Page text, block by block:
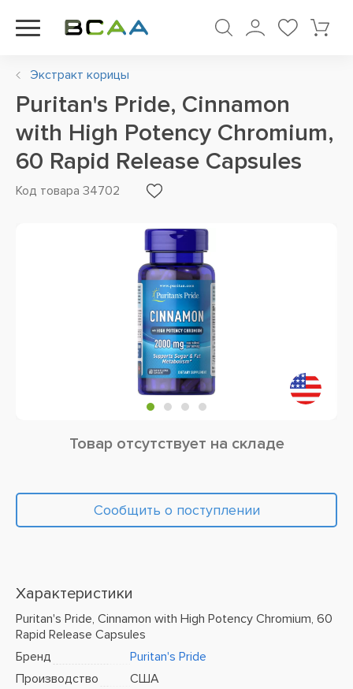
Экстракт корицы
Puritan's Pride, Cinnamon
with High Potency Chromium,
60 Rapid Release Capsules
Код товара 34702
Товар отсутствует на складе
Сообщить о поступлении
Характеристики
Puritan's Pride, Cinnamon with High Potency Chromium, 60
Rapid Release Capsules
Бренд
Puritan's Pride
Производство
США